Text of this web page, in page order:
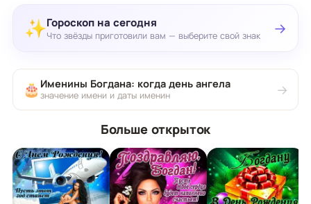
✨Гороскоп на сегодня
Что звёзды приготовили вам — выберите свой знак →
🎂 Именины Богдана: когда день ангела
значение имени и даты именин →
Больше открыток